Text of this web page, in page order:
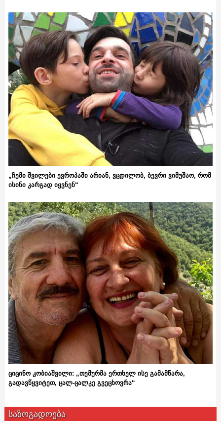
„ჩემი შვილები ევროპაში არიან, ვცდილობ, ბევრი ვიმუშაო, რომ
ისინი კარგად იყვნენ“
ციცინო კობიაშვილი: „თემურმა ერთხელ ისე გამამწარა,
გადავწყვიტეთ, ცალ-ცალკე გვეცხოვრა“
საზოგადოება